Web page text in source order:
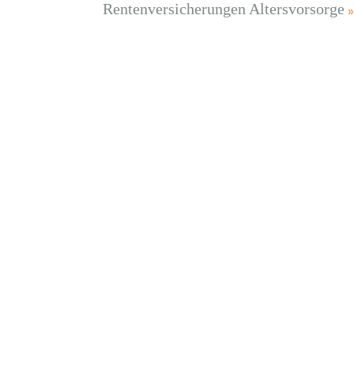
Rentenversicherungen Altersvorsorge